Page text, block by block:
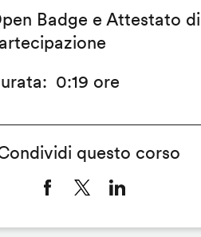
Badge e Attestato di
0:19 ore
questo corso